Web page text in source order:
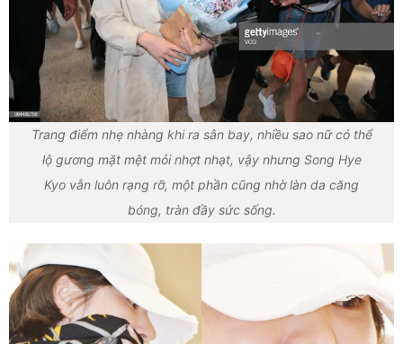
Trang điểm nhẹ nhàng khi ra sân bay, nhiều sao nữ có thể
lộ gương mặt mệt mỏi nhợt nhạt, vậy nhưng Song Hye
Kyo vẫn luôn rạng rỡ, một phần cũng nhờ làn da căng
bóng, tràn đầy sức sống.